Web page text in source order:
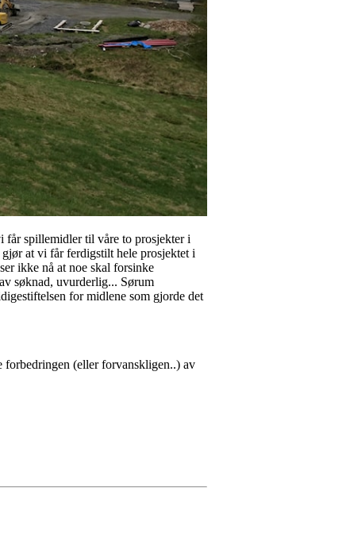
får spillemidler til våre to prosjekter i
at vi får ferdigstilt hele prosjektet i
ikke nå at noe skal forsinke
søknad, uvurderlig... Sørum
for midlene som gjorde det
(eller forvanskligen..) av